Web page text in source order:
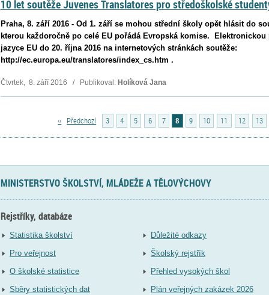
10 let soutěže Juvenes Translatores pro středoškolské
Praha, 8. září 2016 - Od 1. září se mohou střední školy opět hlásit do
kterou každoročně po celé EU pořádá Evropská komise.
jazyce EU do 20. října 2016 na internetových stránkách soutěže:
http://ec.europa.eu/translatores/index_cs.htm .
Čtvrtek, 8. září 2016 / Publikoval: Holíková Jana
‹‹ Předchozí 3 4 5 6 7 8 9 10 11 12 13
MINISTERSTVO ŠKOLSTVÍ, MLÁDEŽE A TĚLOVÝCHOVY
Rejstříky, databáze
Statistika školství
Pro veřejnost
O školské statistice
Sběry statistických dat
Důležité odkazy
Školský rejstřík
Přehled vysokých škol
Plán veřejných zakázek 2026